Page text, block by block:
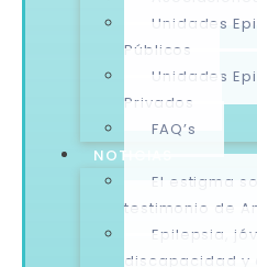
Unidades
Públicos
Unidades
Privados
FAQ’s
NOTICIAS
El estigma
testimonio de
Epilepsia,
discapacidad y